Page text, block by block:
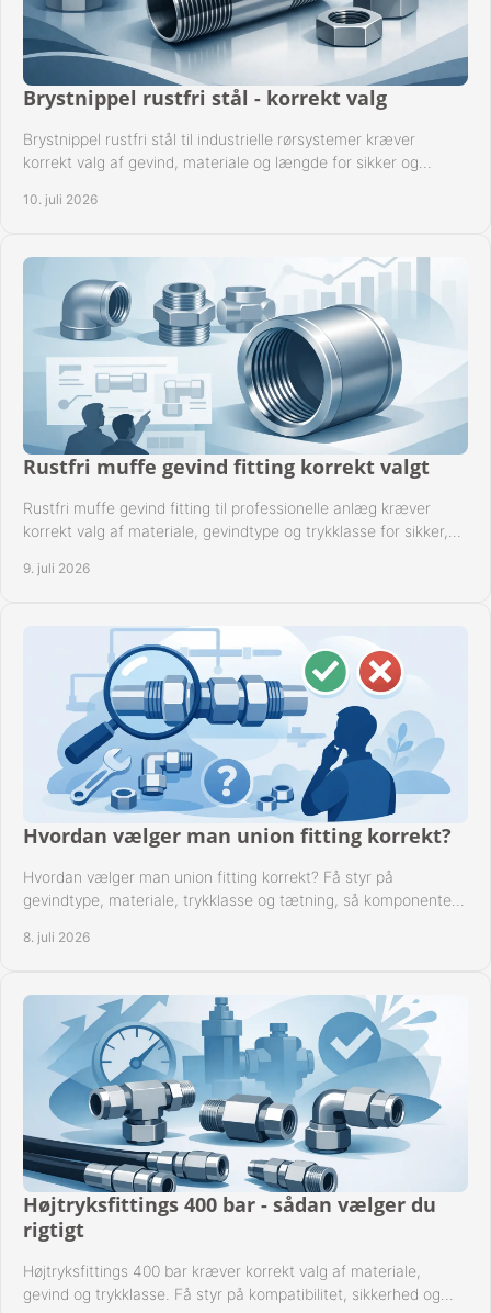
Brystnippel rustfri stål - korrekt valg
Brystnippel rustfri stål til industrielle rørsystemer kræver
korrekt valg af gevind, materiale og længde for sikker og
10. juli 2026
Rustfri muffe gevind fitting korrekt valgt
Rustfri muffe gevind fitting til professionelle anlæg kræver
korrekt valg af materiale, gevindtype og trykklasse for sikker,
9. juli 2026
Hvordan vælger man union fitting korrekt?
Hvordan vælger man union fitting korrekt? Få styr på
gevindtype, materiale, trykklasse og tætning, så komponenten
8. juli 2026
Højtryksfittings 400 bar - sådan vælger du
rigtigt
Højtryksfittings 400 bar kræver korrekt valg af materiale,
gevind og trykklasse. Få styr på kompatibilitet, sikkerhed og